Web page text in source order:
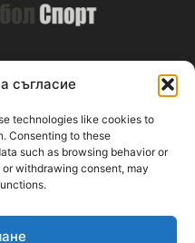
съгласие
technologies like cookies to
Consenting to these
such as browsing behavior or
withdrawing consent, may
US
изцяло футболна